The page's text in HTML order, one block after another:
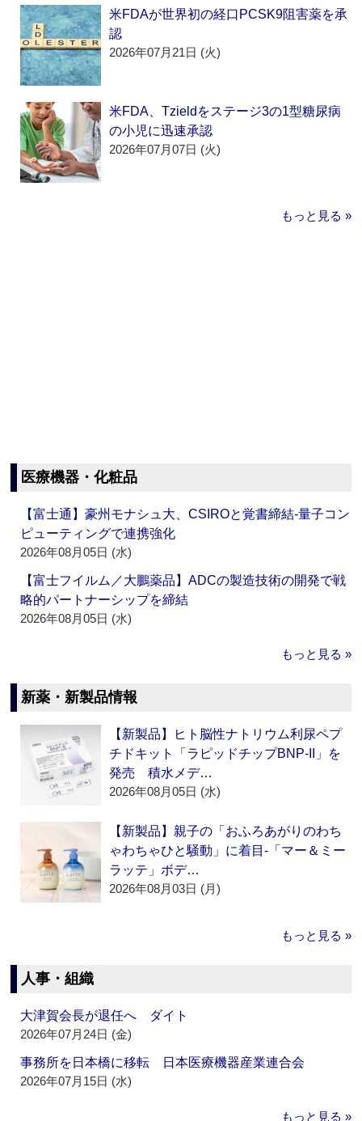
米FDAが世界初の経口PCSK9阻害薬を承
認
2026年07月21日 (火)
米FDA、Tzieldをステージ3の1型糖尿病
の小児に迅速承認
2026年07月07日 (火)
もっと見る »
医療機器・化粧品
【富士通】豪州モナシュ大、CSIROと覚書締結‐量子コン
ピューティングで連携強化
2026年08月05日 (水)
【富士フイルム／大鵬薬品】ADCの製造技術の開発で戦
略的パートナーシップを締結
2026年08月05日 (水)
もっと見る »
新薬・新製品情報
【新製品】ヒト脳性ナトリウム利尿ペプ
チドキット「ラピッドチップBNP-II」を
発売 積水メデ…
2026年08月05日 (水)
【新製品】親子の「おふろあがりのわち
ゃわちゃひと騒動」に着目‐「マー＆ミー
ラッテ」ボデ…
2026年08月03日 (月)
もっと見る »
人事・組織
大津賀会長が退任へ ダイト
2026年07月24日 (金)
事務所を日本橋に移転 日本医療機器産業連合会
2026年07月15日 (水)
もっと見る »